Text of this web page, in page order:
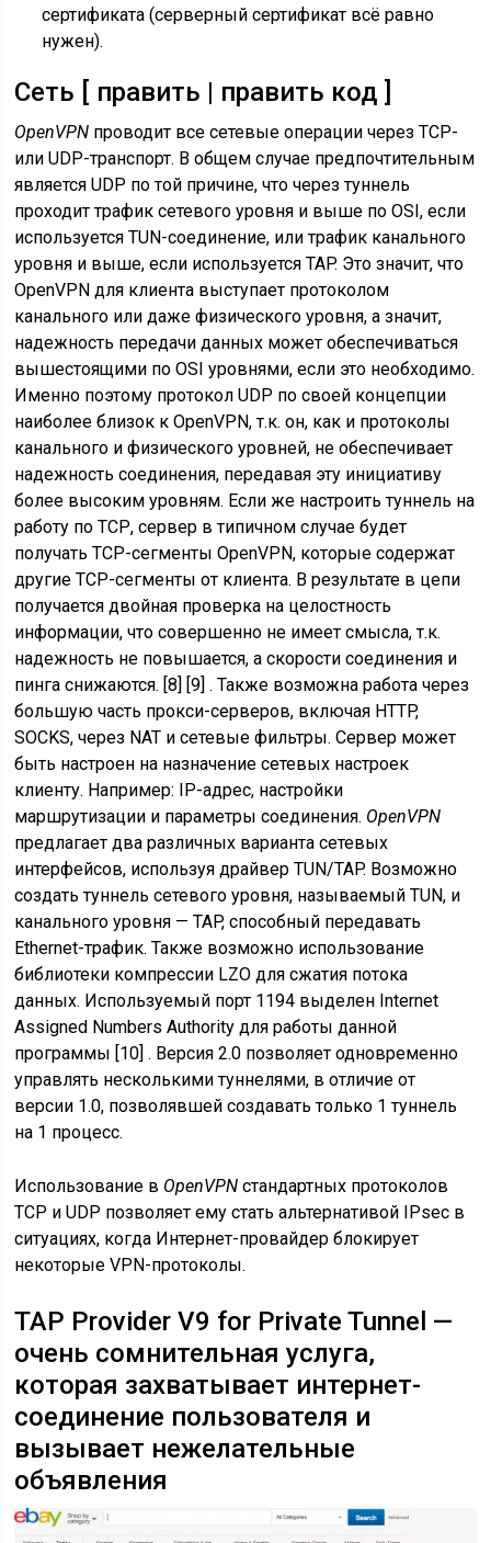
сертификата (серверный сертификат всё равно
нужен).
Сеть [ править | править код ]
OpenVPN проводит все сетевые операции через TCP-
или UDP-транспорт. В общем случае предпочтительным
является UDP по той причине, что через туннель
проходит трафик сетевого уровня и выше по OSI, если
используется TUN-соединение, или трафик канального
уровня и выше, если используется TAP. Это значит, что
OpenVPN для клиента выступает протоколом
канального или даже физического уровня, а значит,
надежность передачи данных может обеспечиваться
вышестоящими по OSI уровнями, если это необходимо.
Именно поэтому протокол UDP по своей концепции
наиболее близок к OpenVPN, т.к. он, как и протоколы
канального и физического уровней, не обеспечивает
надежность соединения, передавая эту инициативу
более высоким уровням. Если же настроить туннель на
работу по ТСР, сервер в типичном случае будет
получать ТСР-сегменты OpenVPN, которые содержат
другие ТСР-сегменты от клиента. В результате в цепи
получается двойная проверка на целостность
информации, что совершенно не имеет смысла, т.к.
надежность не повышается, а скорости соединения и
пинга снижаются. [8] [9] . Также возможна работа через
большую часть прокси-серверов, включая HTTP,
SOCKS, через NAT и сетевые фильтры. Сервер может
быть настроен на назначение сетевых настроек
клиенту. Например: IP-адрес, настройки
маршрутизации и параметры соединения. OpenVPN
предлагает два различных варианта сетевых
интерфейсов, используя драйвер TUN/TAP. Возможно
создать туннель сетевого уровня, называемый TUN, и
канального уровня — TAP, способный передавать
Ethernet-трафик. Также возможно использование
библиотеки компрессии LZO для сжатия потока
данных. Используемый порт 1194 выделен Internet
Assigned Numbers Authority для работы данной
программы [10] . Версия 2.0 позволяет одновременно
управлять несколькими туннелями, в отличие от
версии 1.0, позволявшей создавать только 1 туннель
на 1 процесс.
Использование в OpenVPN стандартных протоколов
TCP и UDP позволяет ему стать альтернативой IPsec в
ситуациях, когда Интернет-провайдер блокирует
некоторые VPN-протоколы.
TAP Provider V9 for Private Tunnel —
очень сомнительная услуга,
которая захватывает интернет-
соединение пользователя и
вызывает нежелательные
объявления